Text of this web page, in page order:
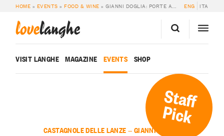
HOME » EVENTS »FOOD & WINE »GIANNI DOGLIA: PORTE APERTE IN CANTINA PER LA FIERA DEL TARTUFO ENG ITA
lovelanghe
VISIT LANGHE MAGAZINE EVENTS SHOP
Staff
Pick
CASTAGNOLE DELLE LANZE — GIANNI DOGLIA